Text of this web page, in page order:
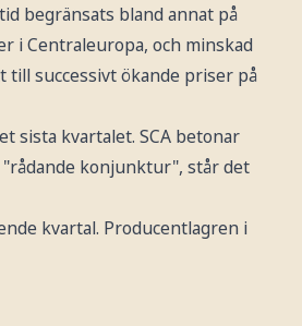
begränsats bland annat på
i Centraleuropa, och minskad
till successivt ökande priser på
sista kvartalet. SCA betonar
konjunktur", står det
kvartal. Producentlagren i